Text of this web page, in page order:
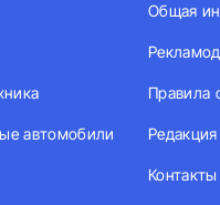
автомобили
Общая
Правила
Редакция
Контакты